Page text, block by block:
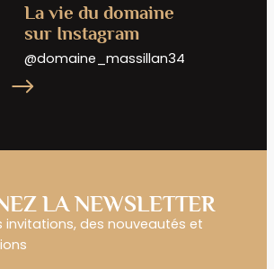
La vie du domaine
sur Instagram
@domaine_massillan34
LA NEWSLETTER
invitations, des nouveautés et